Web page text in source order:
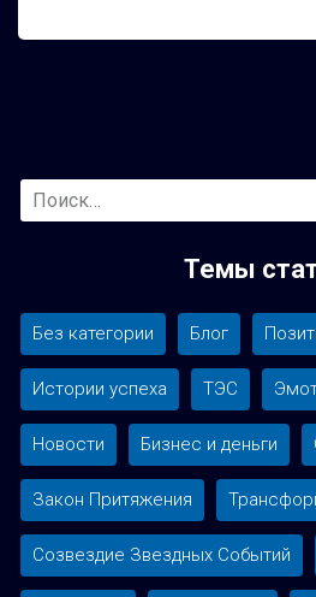
Основная
боковая
панельТемы
Без категории Блог
Истории успеха ТЭС
Новости Бизнес и деньги
Закон Притяжения
Созвездие Звездных Событий